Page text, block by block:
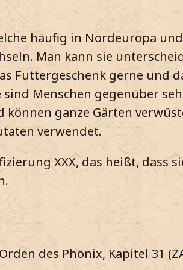
häufig in Nordeuropa
Man kann sie
Futtergeschenk gerne und
sind Menschen gegenüber
können ganze Gärten
verwendet.
XXX, das heißt, dass
des Phönix, Kapitel 31